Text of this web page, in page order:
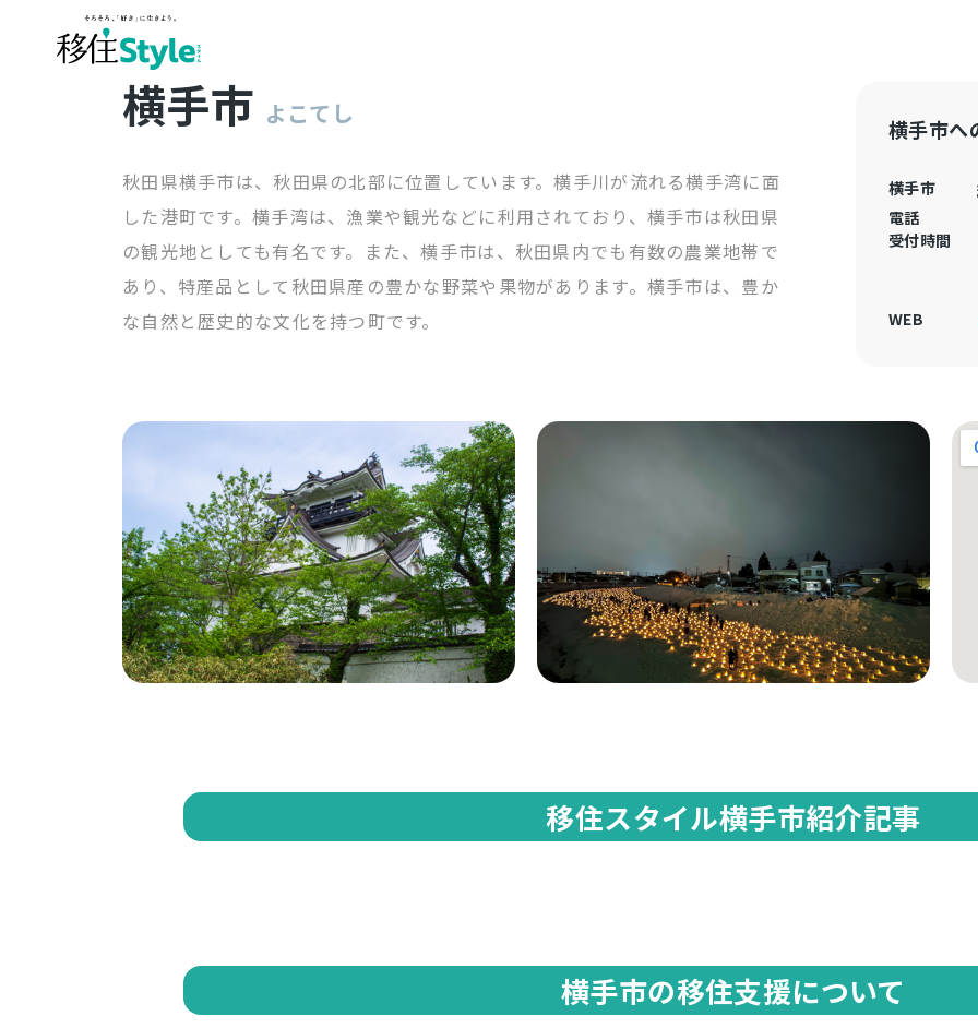
横手市 よこてし
秋田県横手市は、秋田県の北部に位置しています。横手川が流れる横手湾に面
した港町です。横手湾は、漁業や観光などに利用されており、横手市は秋田県
の観光地としても有名です。また、横手市は、秋田県内でも有数の農業地帯で
あり、特産品として秋田県産の豊かな野菜や果物があります。横手市は、豊か
な自然と歴史的な文化を持つ町です。
横手市へ
横手市
電話
受付時間
WEB
移住スタイル横手市紹介記事
横手市の移住支援について